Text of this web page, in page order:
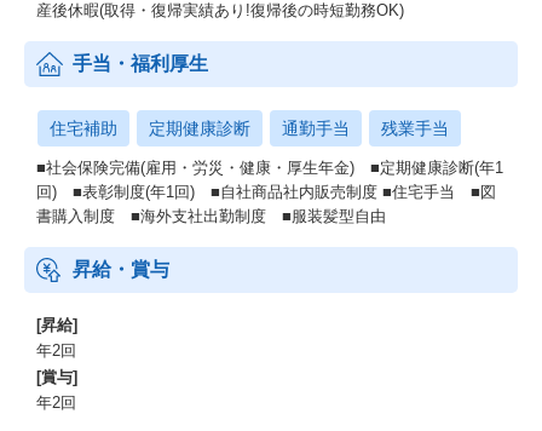
産後休暇(取得・復帰実績あり!復帰後の時短勤務OK)
手当・福利厚生
住宅補助 定期健康診断 通勤手当 残業手当
■社会保険完備(雇用・労災・健康・厚生年金) ■定期健康診断(年1
回) ■表彰制度(年1回) ■自社商品社内販売制度 ■住宅手当 ■図
書購入制度 ■海外支社出勤制度 ■服装髪型自由
昇給・賞与
[昇給]
年2回
[賞与]
年2回